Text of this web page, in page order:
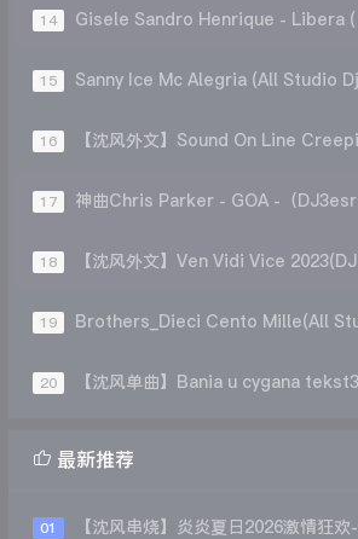
14
15
16
17
18
19
20
 最新推荐
01 【沈风串烧】炎炎夏日2026激情狂欢